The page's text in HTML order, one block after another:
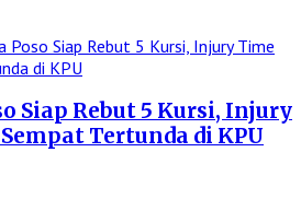
Siap Rebut 5 Kursi, Injury
Tertunda di KPU